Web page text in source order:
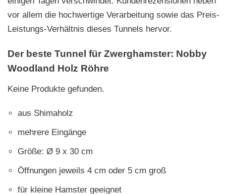
vor allem die hochwertige Verarbeitung sowie das Preis-
Leistungs-Verhältnis dieses Tunnels hervor.
Der beste Tunnel für Zwerghamster: Nobby
Woodland Holz Röhre
Keine Produkte gefunden.
aus Shimaholz
mehrere Eingänge
Größe: Ø 9 x 30 cm
Öffnungen jeweils 4 cm oder 5 cm groß
für kleine Hamster geeignet